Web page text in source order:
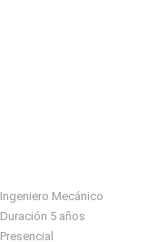
Ingeniero Mecánico
Duración 5 años
Presencial